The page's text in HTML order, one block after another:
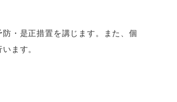
・是正措置を講じます。また、個
ます。